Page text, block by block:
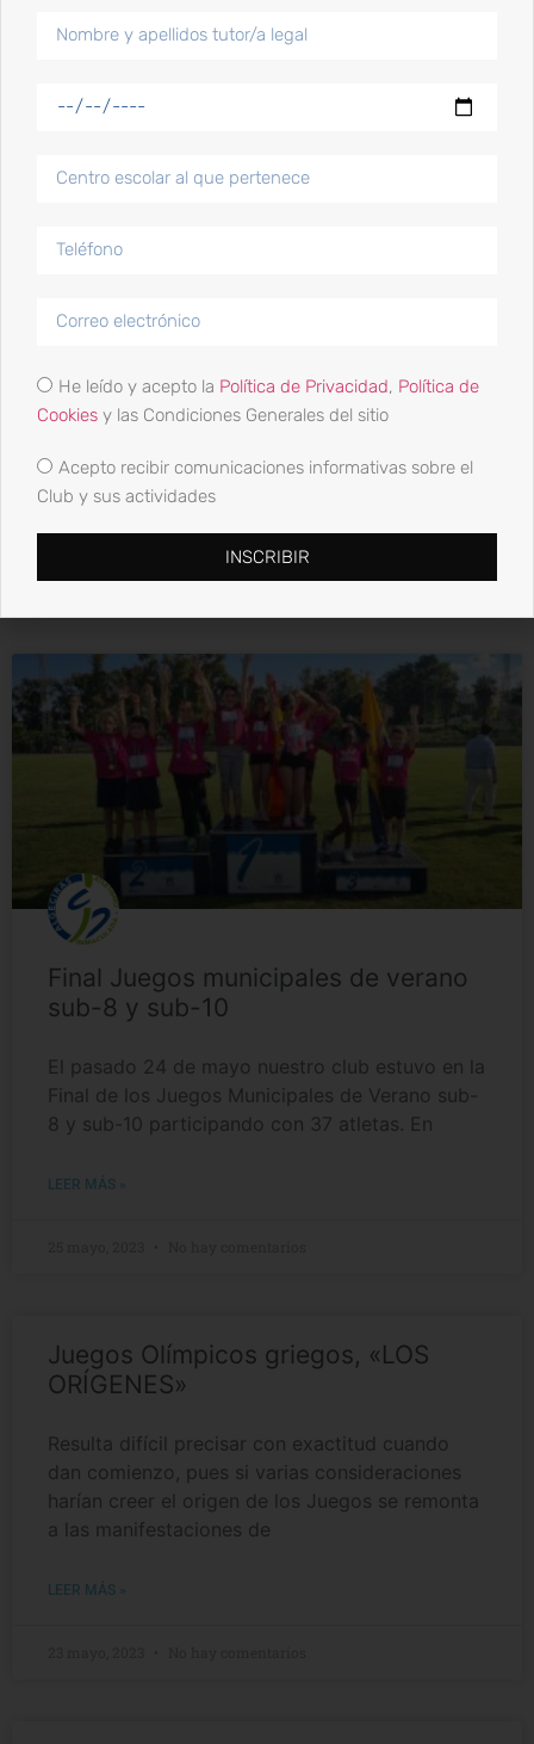
celebraron diversos controles en territorio
I Olimpiada moderna, Atenas 1896.
Entre los días 12 a 24 de junio de 1894 se
desarrolló en la universidad parisina de La
Paris,
28 mayo, 2023 No hay comentarios
Final Juegos municipales de verano
sub-8 y sub-10
El pasado 24 de mayo nuestro club estuvo en la
Final de los Juegos Municipales de Verano sub-
8 y sub-10 participando con 37 atletas. En
LEER MÁS »
Juegos Olímpicos griegos, «LOS
ORÍGENES»
Resulta difícil precisar con exactitud cuando
dan comienzo, pues si varias consideraciones
harían creer el origen de los Juegos se remonta
a las manifestaciones de
LEER MÁS »
He leído y acepto la Política de Privacidad, Política de
Cookies y las Condiciones Generales del sitio
Acepto recibir comunicaciones informativas sobre el
Club y sus actividades
INSCRIBIR